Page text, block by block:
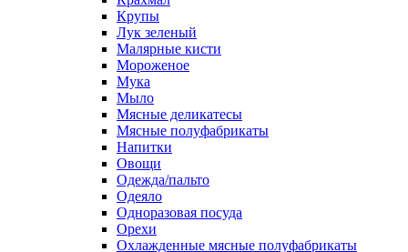
Крупы
Лук зеленый
Малярные кисти
Мороженое
Мука
Мыло
Мясные деликатесы
Мясные полуфабрикаты
Напитки
Овощи
Одежда/пальто
Одеяло
Одноразовая посуда
Орехи
Охлажденные мясные полуфабрикаты